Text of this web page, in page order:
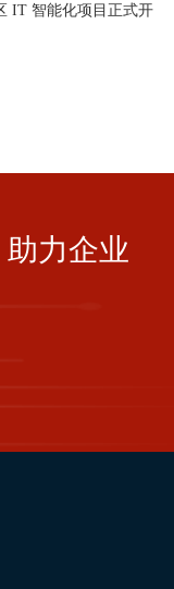
IT 智能化项目正式开
力企业